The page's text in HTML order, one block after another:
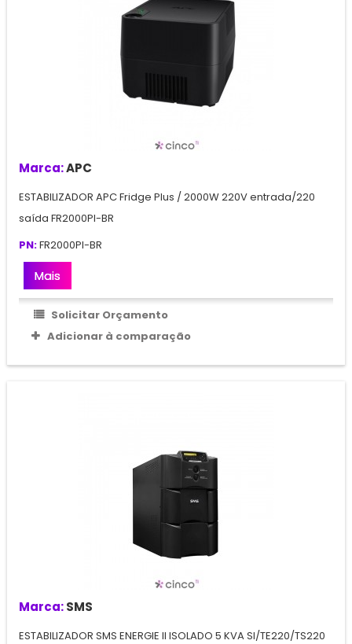
Marca:APC
ESTABILIZADOR APC Fridge Plus / 2000W 220V entrada/220
saída FR2000PI-BR
PN:FR2000PI-BR
Mais
Solicitar Orçamento
Adicionar à comparação
Marca:SMS
ESTABILIZADOR SMS ENERGIE II ISOLADO 5 KVA SI/TE220/TS220